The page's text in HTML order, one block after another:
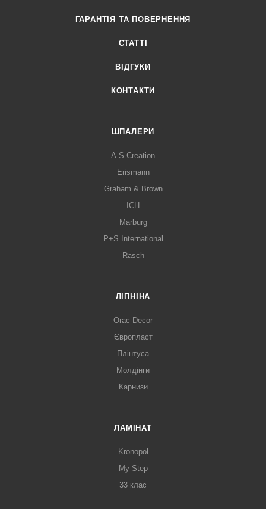
ГАРАНТІЯ ТА ПОВЕРНЕННЯ
СТАТТІ
ВІДГУКИ
КОНТАКТИ
ШПАЛЕРИ
A.S.Creation
Erismann
Graham & Brown
ICH
Marburg
P+S International
Rasch
ЛІПНІНА
Orac Decor
Європласт
Плінтуса
Молдінги
Карнизи
ЛАМІНАТ
Kronopol
My Step
33 клас